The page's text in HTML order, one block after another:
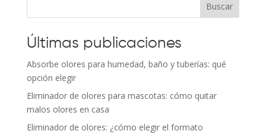
Buscar
Últimas publicaciones
Absorbe olores para humedad, baño y tuberías: qué
opción elegir
Eliminador de olores para mascotas: cómo quitar
malos olores en casa
Eliminador de olores: ¿cómo elegir el formato